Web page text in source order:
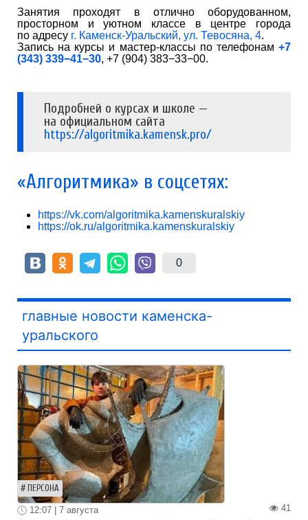
Занятия проходят в отлично оборудованном,
просторном и уютном классе в центре города
по адресу г. Каменск-Уральский, ул. Тевосяна, 4.
Запись на курсы и мастер-классы по телефонам +7
(343) 339−41−30, +7 (904) 383−33−00.
Подробней о курсах и школе —
на официальном сайта
https://algoritmika.kamensk.pro/
«Алгоритмика» в соцсетях:
https://vk.com/algoritmika.kamenskuralskiy
https://ok.ru/algoritmika.kamenskuralskiy
0
главные новости каменска-
уральского
ПЕРСОНА
41
12:07 | 7 августа